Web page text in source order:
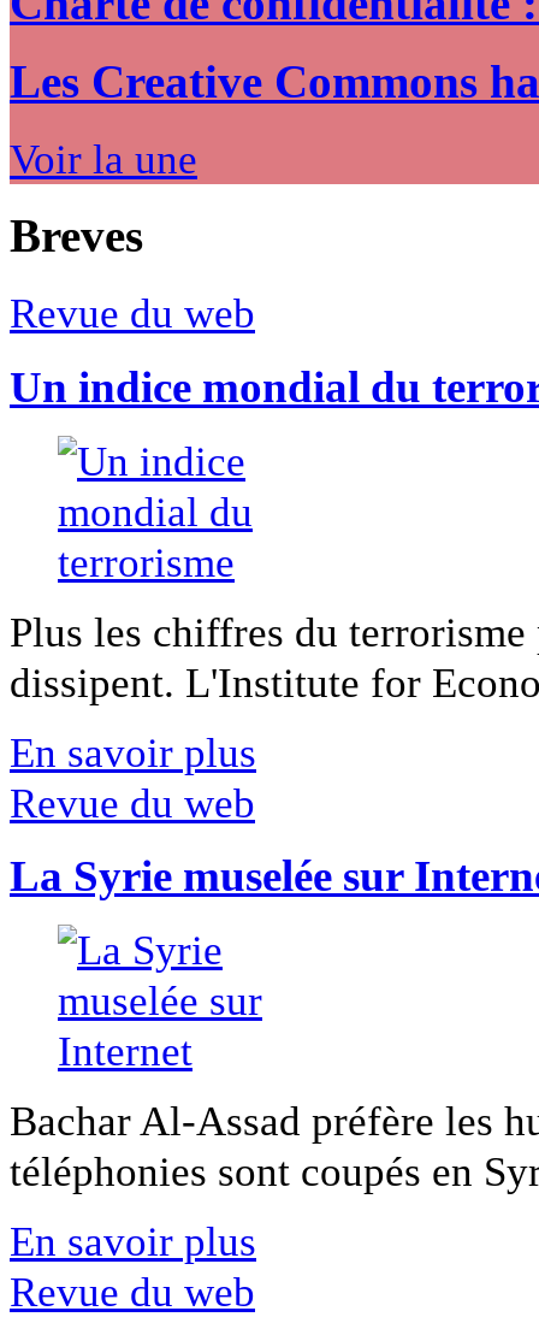
Les Creative Commons
Voir la une
Breves
Revue du web
Un indice mondial du
Plus les chiffres du
dissipent. L'Institute for
En savoir plus
Revue du web
La Syrie muselée sur
Bachar Al-Assad préfère les
téléphonies sont coupés en
En savoir plus
Revue du web